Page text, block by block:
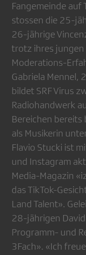
Fangemeinde auf
stossen die 25-
26-jährige
trotz ihres jungen
Moderations-
Gabriela Mennel,
bildet SRF Virus
Radiohandwerk
Bereichen
als Musikerin
Flavio Stucki ist
und Instagram
Media-Magazin
das TikTok-
Land Talent».
28-jährigen
Programm- und
3Fach». «Ich